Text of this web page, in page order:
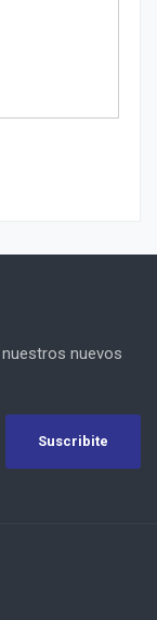
nuevos
Suscribite